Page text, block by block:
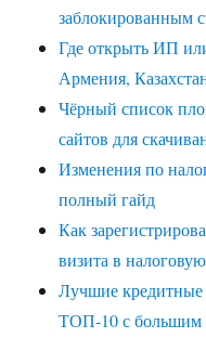
заблокированным
Где открыть ИП
Армения,
Чёрный список
сайтов для
Изменения по
полный гайд
Как
визита в налоговую
Лучшие кредитные
ТОП-10 с большим